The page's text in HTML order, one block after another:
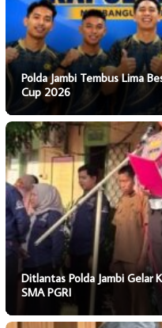
Polda Jambi Tembus Lima
Cup 2026
Ditlantas Polda Jambi Gelar
SMA PGRI